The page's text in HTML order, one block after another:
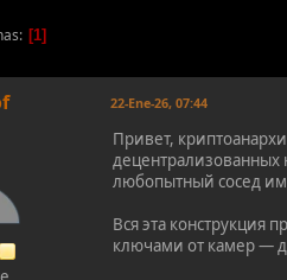
1
22-Ene-26, 07:44
Привет,
любопытный сосед
Вся эта конструкция
ключами от камер —